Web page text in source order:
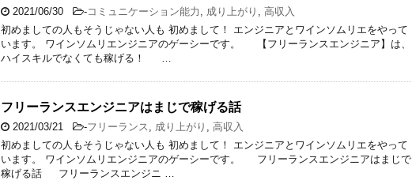
2021/06/30 -コミュニケーション能力 , 成り上がり , 高収入
初めましての人もそうじゃない人も 初めまして！ エンジニアとワインソムリエをやって
います。 ワインソムリエンジニアのゲーシーです。 【フリーランスエンジニア】は、
ハイスキルでなくても稼げる！ …
フリーランスエンジニアはまじで稼げる話
2021/03/21 -フリーランス , 成り上がり , 高収入
初めましての人もそうじゃない人も 初めまして！ エンジニアとワインソムリエをやって
います。 ワインソムリエンジニアのゲーシーです。 フリーランスエンジニアはまじで
稼げる話 フリーランスエンジニ …